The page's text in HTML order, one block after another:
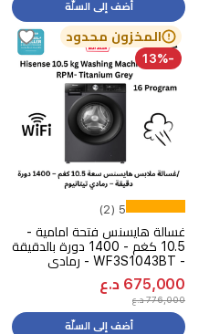
أضف إلى السلّة
المخزون محدود
-13%
5 (2)
غسالة هايسنس فتحة امامية -
10.5 كغم - 1400 دورة بالدقيقة
- WF3S1043BT - رمادي
675,000 د.ع
776,000 د.ع
أضف إلى السلّة